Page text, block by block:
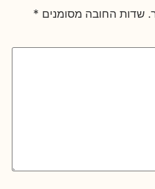
שדות החובה מסומנים *